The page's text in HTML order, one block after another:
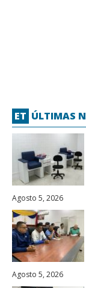
ET ÚLTIMAS
Agosto 5, 2026
Agosto 5, 2026